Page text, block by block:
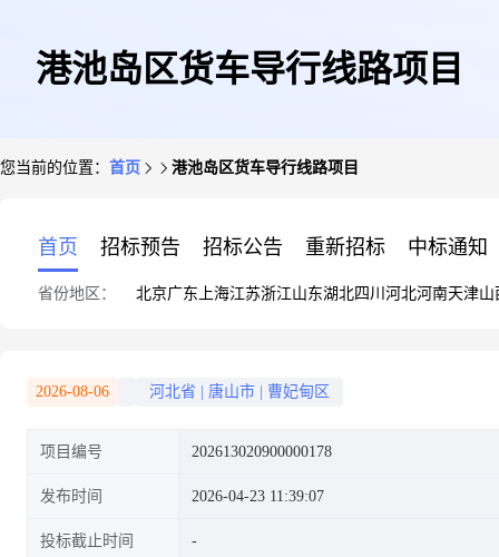
港池岛区货车导行线路项目
您当前的位置： 首页 港池岛区货车导行线路项目
首页 招标预告 招标公告 重新招标 中标通知
省份地区： 北京广东 上海江苏浙江山东湖北四川 河北河南天津山
2026-08-06 河北省 唐山市 曹妃甸区
项目编号 202613020900000178
发布时间 2026-04-23 11:39:07
投标截止时间